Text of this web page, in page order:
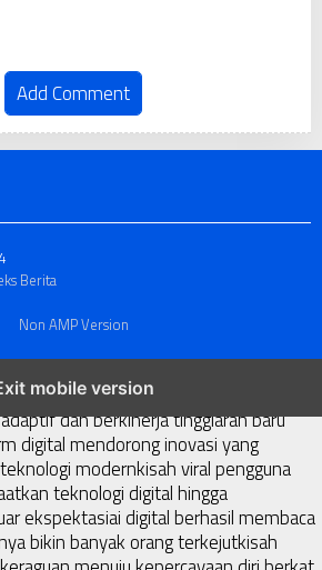
Add Comment
Berita
Non AMP Version
mobile version
ai digital menjadi kunci analisis
dan berkinerja tinggiarah baru
digital mendorong inovasi yang
modernkisah viral pengguna
teknologi digital hingga
ekspektasiai digital berhasil membaca
bikin banyak orang terkejutkisah